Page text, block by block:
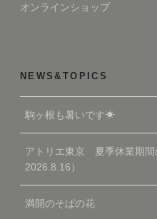
オンラインショップ
NEWS&TOPICS
駒ヶ根も暑いです☀
アトリエ東京 夏季休業期間
2026.8.16）
満開のそばの花